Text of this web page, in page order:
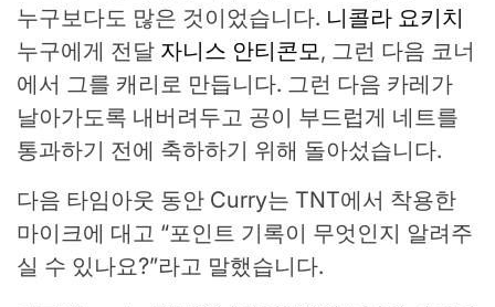
누구보다도 많은 것이었습니다. 니콜라 요키치
누구에게 전달 자니스 안티콘모, 그런 다음 코너
에서 그를 캐리로 만듭니다. 그런 다음 카레가
날아가도록 내버려두고 공이 부드럽게 네트를
통과하기 전에 축하하기 위해 돌아섰습니다.
다음 타임아웃 동안 Curry는 TNT에서 착용한
마이크에 대고 “포인트 기록이 무엇인지 알려주
실 수 있나요?”라고 말했습니다.